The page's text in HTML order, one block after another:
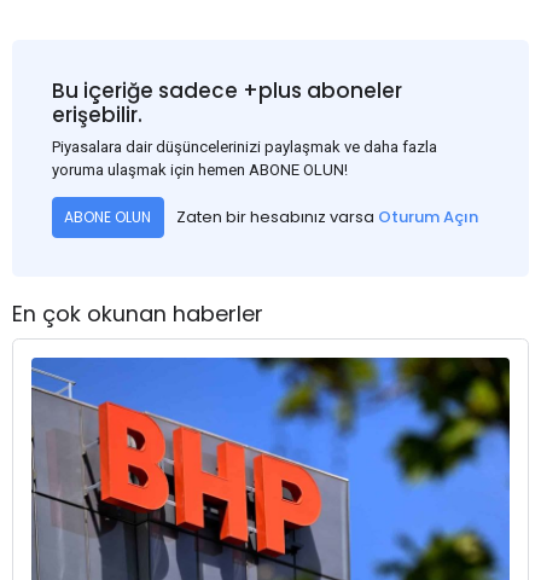
Bu içeriğe sadece +plus aboneler
erişebilir.
Piyasalara dair düşüncelerinizi paylaşmak ve daha fazla
yoruma ulaşmak için hemen ABONE OLUN!
ABONE OLUN Zaten bir hesabınız varsa Oturum Açın
En çok okunan haberler